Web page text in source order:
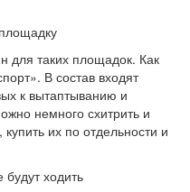
для таких площадок. Как
В состав входят
к вытаптыванию и
немного схитрить и
их по отдельности и
ходить